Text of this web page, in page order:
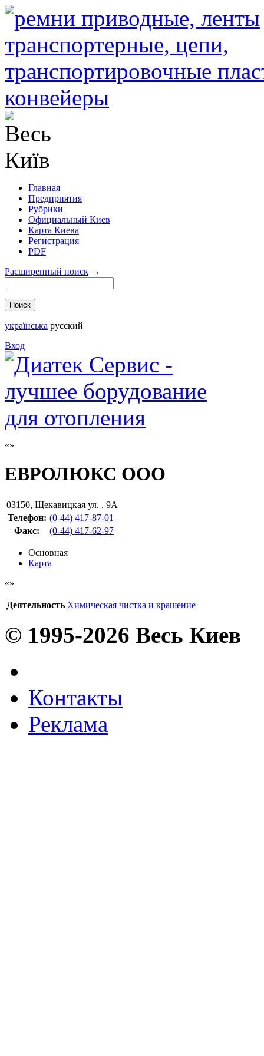
Главная
Предприятия
Рубрики
Официальный Киев
Карта Киева
Регистрация
PDF
Расширенный поиск →
українська русский
Вход
ЕВРОЛЮКС ООО
03150, Щекавицкая ул. , 9А
Телефон: (0-44) 417-87-01
Факс: (0-44) 417-62-97
Основная
Карта
Деятельность Химическая чистка и крашение
© 1995-2026 Весь Киев
Контакты
Реклама